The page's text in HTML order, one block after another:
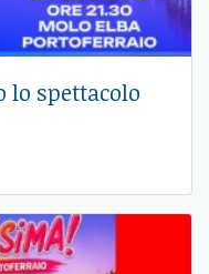
lo spettacolo